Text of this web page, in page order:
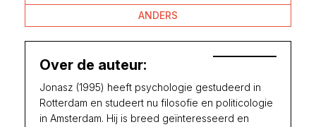
ANDERS
Over de auteur:
Jonasz (1995) heeft psychologie gestudeerd in
Rotterdam en studeert nu filosofie en politicologie
in Amsterdam. Hij is breed geïnteresseerd en